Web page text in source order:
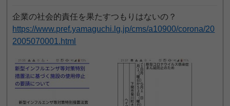
企業の社会的責任を果たすつもりはないの？
https://www.pref.yamaguchi.lg.jp/cms/a10900/corona/20
2005070001.html